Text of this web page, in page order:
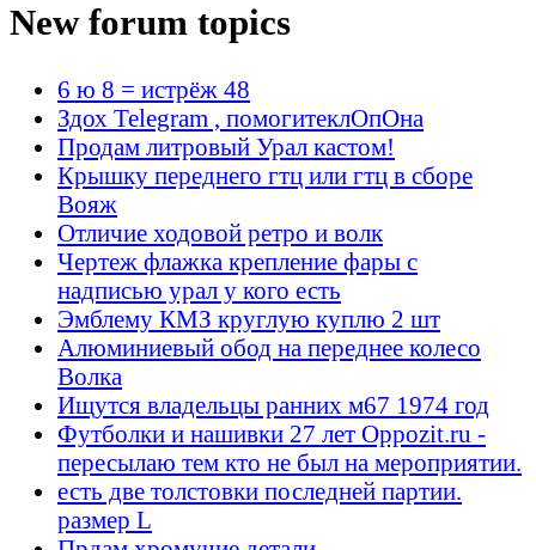
New forum topics
6 ю 8 = истрёж 48
Здох Telegram , помогитеклОпОна
Продам литровый Урал кастом!
Крышку переднего гтц или гтц в сборе
Вояж
Отличие ходовой ретро и волк
Чертеж флажка крепление фары с
надписью урал у кого есть
Эмблему КМЗ круглую куплю 2 шт
Алюминиевый обод на переднее колесо
Волка
Ищутся владельцы ранних м67 1974 год
Футболки и нашивки 27 лет Oppozit.ru -
пересылаю тем кто не был на мероприятии.
есть две толстовки последней партии.
размер L